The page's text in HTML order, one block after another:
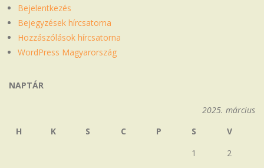
Bejelentkezés
Bejegyzések hírcsatorna
Hozzászólások hírcsatorna
WordPress Magyarország
NAPTÁR
2025. március
H
K S C P S
V
1
2